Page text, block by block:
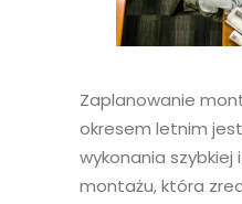
Zaplanowanie
okresem letnim
wykonania szybkiej
montażu, która